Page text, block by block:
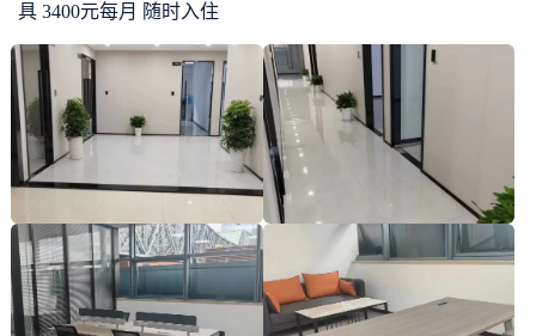
具 3400元每月 随时入住